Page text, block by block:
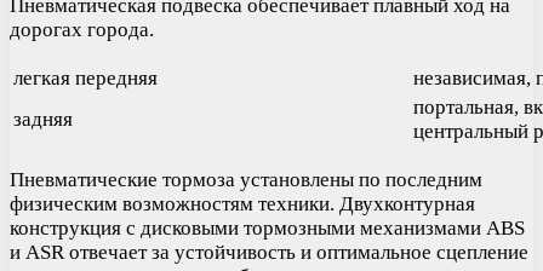
Пневматическая подвеска обеспечивает плавный ход на
дорогах города.
легкая передняя
независимая,
задняя
портальная,
центральный
Пневматические тормоза установлены по последним
физическим возможностям техники. Двухконтурная
конструкция с дисковыми тормозными механизмами ABS
и ASR отвечает за устойчивость и оптимальное сцепление